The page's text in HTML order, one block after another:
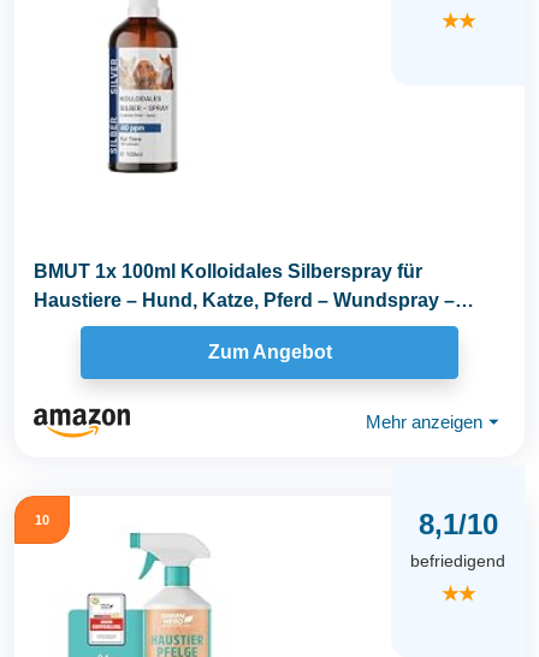
★★
BMUT 1x 100ml Kolloidales Silberspray für
Haustiere – Hund, Katze, Pferd – Wundspray –
Gegen...
Zum Angebot
Mehr anzeigen ⏷
10 8,1/10
befriedigend
★★